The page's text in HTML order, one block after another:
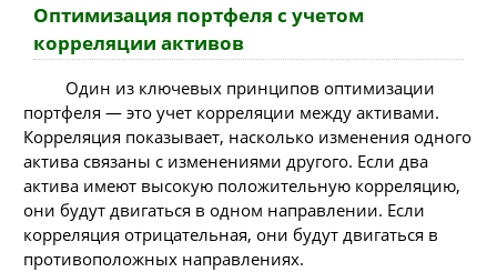
Оптимизация портфеля с учетом
корреляции активов
Один из ключевых принципов оптимизации
портфеля — это учет корреляции между активами.
Корреляция показывает, насколько изменения одного
актива связаны с изменениями другого. Если два
актива имеют высокую положительную корреляцию,
они будут двигаться в одном направлении. Если
корреляция отрицательная, они будут двигаться в
противоположных направлениях.